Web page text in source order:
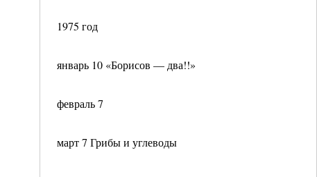
1975 год
январь 10 «Борисов — два!!»
февраль 7
март 7 Грибы и углеводы